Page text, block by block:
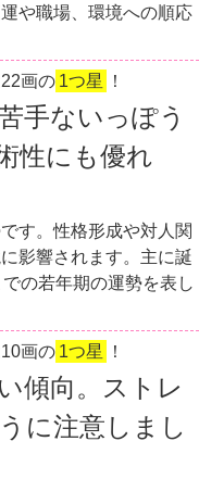
や職場、環境への順応
画の 1つ星 ！
手ないっぽう
性にも優れ
す。性格形成や対人関
影響されます。主に誕
の若年期の運勢を表し
画の 1つ星 ！
傾向。ストレ
に注意しまし